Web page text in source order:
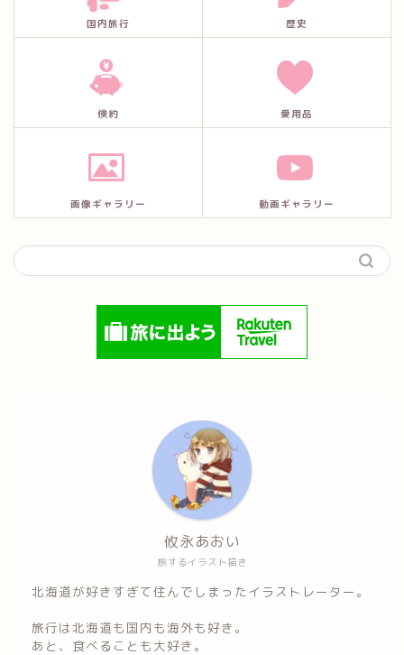
国内旅行 歴史
倹約 愛用品
画像ギャラリー 動画ギャラリー
旅するイラスト描き
攸永あおい
北海道が好きすぎて住んでしまったイラストレーター。
旅行は北海道も国内も海外も好き。
あと、食べることも大好き。